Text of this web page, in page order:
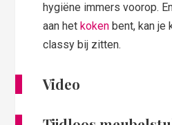
hygiëne immers voorop.
aan het koken bent, kan je
classy bij zitten.
Video